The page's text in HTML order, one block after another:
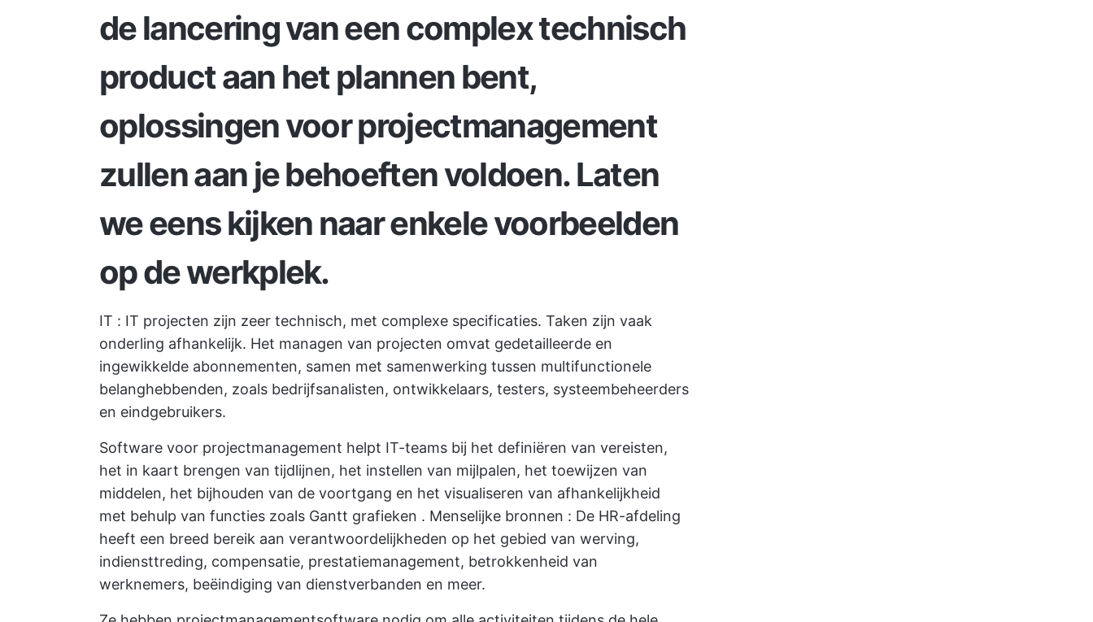
de lancering van een complex technisch
product aan het plannen bent,
oplossingen voor projectmanagement
zullen aan je behoeften voldoen. Laten
we eens kijken naar enkele voorbeelden
op de werkplek.
IT : IT projecten zijn zeer technisch, met complexe specificaties. Taken zijn vaak
onderling afhankelijk. Het managen van projecten omvat gedetailleerde en
ingewikkelde abonnementen, samen met samenwerking tussen multifunctionele
belanghebbenden, zoals bedrijfsanalisten, ontwikkelaars, testers, systeembeheerders
en eindgebruikers.
Software voor projectmanagement helpt IT-teams bij het definiëren van vereisten,
het in kaart brengen van tijdlijnen, het instellen van mijlpalen, het toewijzen van
middelen, het bijhouden van de voortgang en het visualiseren van afhankelijkheid
met behulp van functies zoals Gantt grafieken . Menselijke bronnen : De HR-afdeling
heeft een breed bereik aan verantwoordelijkheden op het gebied van werving,
indiensttreding, compensatie, prestatiemanagement, betrokkenheid van
werknemers, beëindiging van dienstverbanden en meer.